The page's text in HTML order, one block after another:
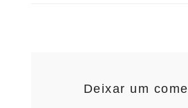
Deixar um